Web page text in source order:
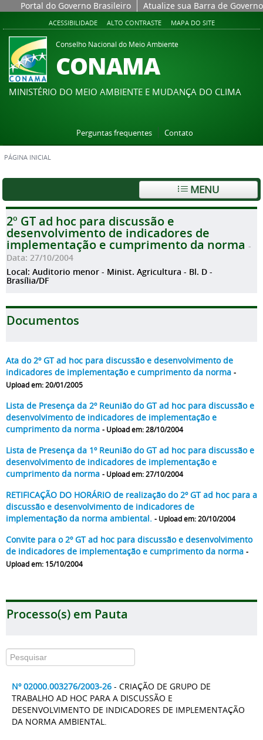
Portal do Governo Brasileiro Atualize sua Barra de Governo
ACESSIBILIDADE ALTO CONTRASTE MAPA DO SITE
Conselho Nacional do Meio Ambiente
CONAMA
MINISTÉRIO DO MEIO AMBIENTE E MUDANÇA DO CLIMA
Perguntas frequentes Contato
PÁGINA INICIAL
MENU
2º GT ad hoc para discussão e
desenvolvimento de indicadores de
implementação e cumprimento da norma -
Data: 27/10/2004
Local: Auditorio menor - Minist. Agricultura - Bl. D -
Brasília/DF
Documentos
Ata do 2º GT ad hoc para discussão e desenvolvimento de
indicadores de implementação e cumprimento da norma -
Upload em: 20/01/2005
Lista de Presença da 2º Reunião do GT ad hoc para discussão e
desenvolvimento de indicadores de implementação e
cumprimento da norma - Upload em: 28/10/2004
Lista de Presença da 1º Reunião do GT ad hoc para discussão e
desenvolvimento de indicadores de implementação e
cumprimento da norma - Upload em: 27/10/2004
RETIFICAÇÃO DO HORÁRIO de realização do 2º GT ad hoc para a
discussão e desenvolvimento de indicadores de
implementação da norma ambiental. - Upload em: 20/10/2004
Convite para o 2º GT ad hoc para discussão e desenvolvimento
de indicadores de implementação e cumprimento da norma -
Upload em: 15/10/2004
Processo(s) em Pauta
Nº 02000.003276/2003-26 - CRIAÇÃO DE GRUPO DE
TRABALHO AD HOC PARA A DISCUSSÃO E
DESENVOLVIMENTO DE INDICADORES DE IMPLEMENTAÇÃO
DA NORMA AMBIENTAL.